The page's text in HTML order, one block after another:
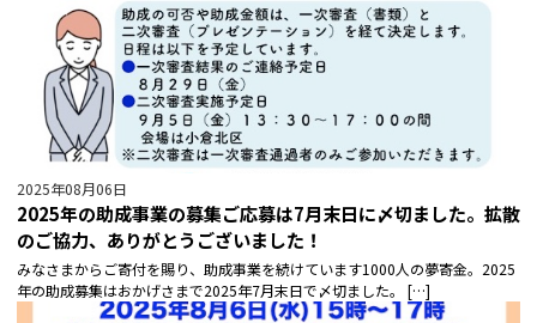
2025年08月06日
2025年の助成事業の募集ご応募は7月末日に〆切ました。拡散
のご協力、ありがとうございました！
みなさまからご寄付を賜り、助成事業を続けています1000人の夢寄金。2025
年の助成募集はおかげさまで2025年7月末日で〆切ました。 […]